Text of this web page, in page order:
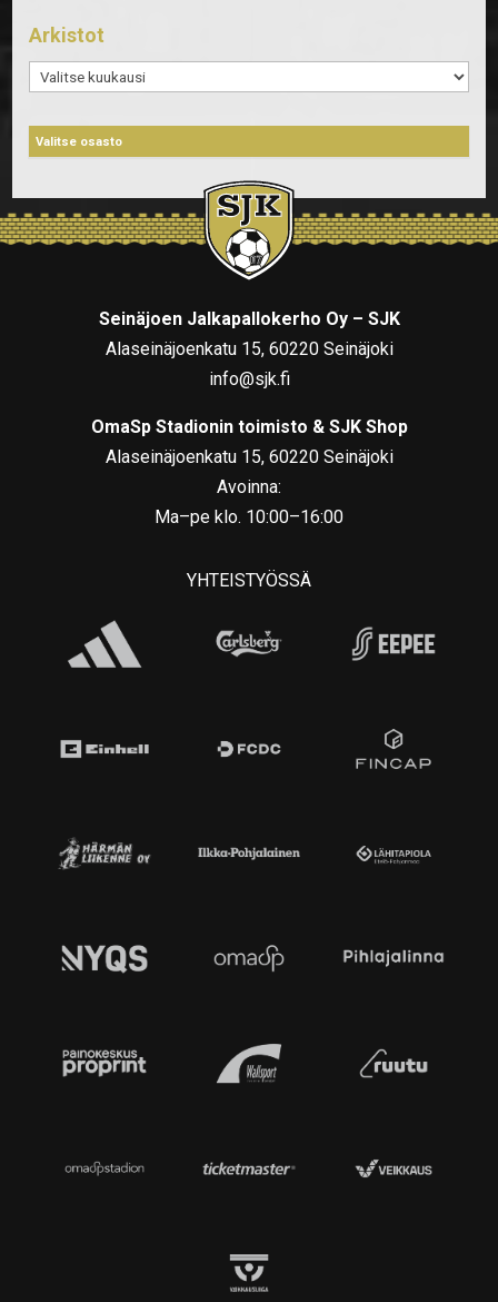
Arkistot
Arkistot
Seinäjoen Jalkapallokerho Oy – SJK
Alaseinäjoenkatu 15, 60220 Seinäjoki
info@sjk.fi
OmaSp Stadionin toimisto & SJK Shop
Alaseinäjoenkatu 15, 60220 Seinäjoki
Avoinna:
Ma–pe klo. 10:00–16:00
YHTEISTYÖSSÄ